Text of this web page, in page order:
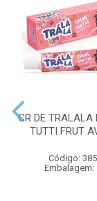
CR DE TRALALA
TUTTI FRUT
Código:
Embalagem: